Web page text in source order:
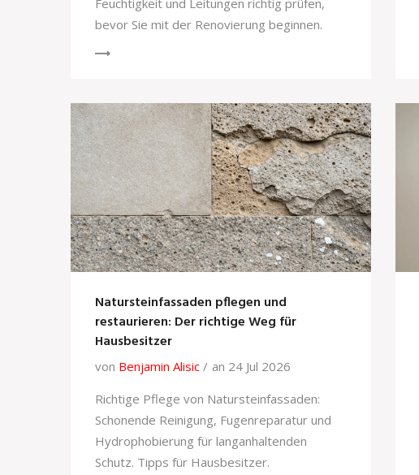
Feuchtigkeit und Leitungen richtig prüfen,
bevor Sie mit der Renovierung beginnen.
Natursteinfassaden pflegen und
restaurieren: Der richtige Weg für
Hausbesitzer
von Benjamin Alisic
an 24 Jul 2026
Richtige Pflege von Natursteinfassaden:
Schonende Reinigung, Fugenreparatur und
Hydrophobierung für langanhaltenden
Schutz. Tipps für Hausbesitzer.